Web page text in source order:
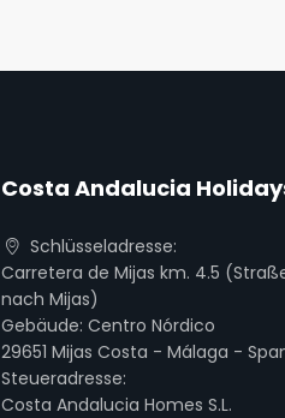
Costa Andalucia
Schlüsseladresse:
Carretera de Mijas km. 4.5
nach Mijas)
Gebäude: Centro Nórdico
29651 Mijas Costa - Málaga -
Steueradresse:
Costa Andalucia Homes S.L.